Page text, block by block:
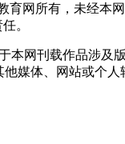
育网所有，未经
。
网刊载作品涉及
媒体、网站或个人